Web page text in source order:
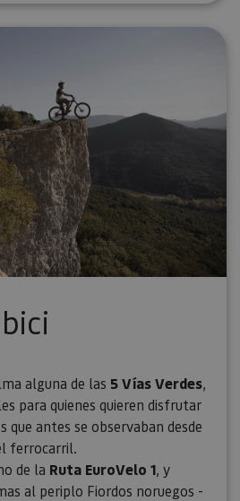
alguna de las 5 Vías Verdes,
para quienes quieren disfrutar
que antes se observaban desde
ferrocarril.
de la Ruta EuroVelo 1, y
al periplo Fiordos noruegos -